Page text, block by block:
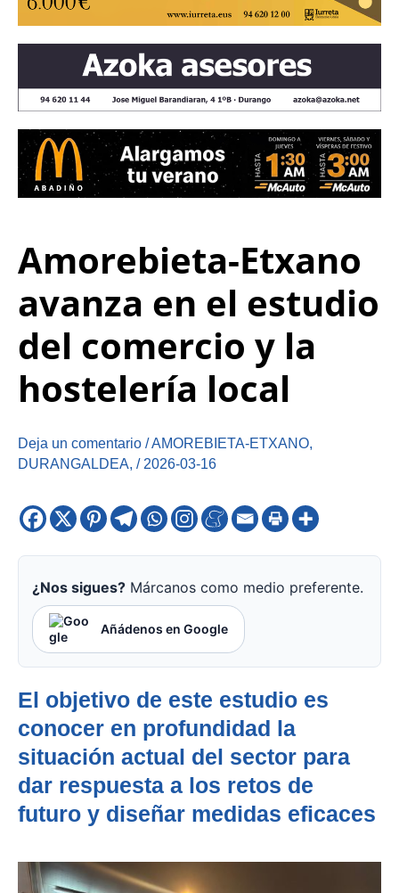
Amorebieta-Etxano
avanza en el estudio
del comercio y la
hostelería local
Deja un comentario /AMOREBIETA-ETXANO,
DURANGALDEA, / 2026-03-16
¿Nos sigues? Márcanos como medio preferente.
Añádenos en Google
El objetivo de este estudio es
conocer en profundidad la
situación actual del sector para
dar respuesta a los retos de
futuro y diseñar medidas eficaces